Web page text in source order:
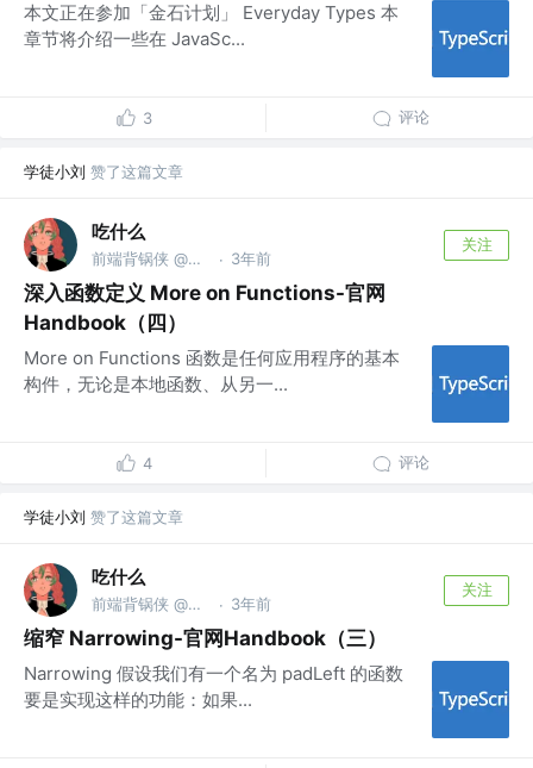
本文正在参加「金石计划」 Everyday Types 本
章节将介绍一些在 JavaSc...
3 评论
学徒小刘 赞了这篇文章
吃什么
前端背锅侠 @金麟岂是池中物 · 3年前
关注
深入函数定义 More on Functions-官网
Handbook（四）
More on Functions 函数是任何应用程序的基本
构件，无论是本地函数、从另一...
4 评论
学徒小刘 赞了这篇文章
吃什么
前端背锅侠 @金麟岂是池中物 · 3年前
关注
缩窄 Narrowing-官网Handbook（三）
Narrowing 假设我们有一个名为 padLeft 的函数
要是实现这样的功能：如果...